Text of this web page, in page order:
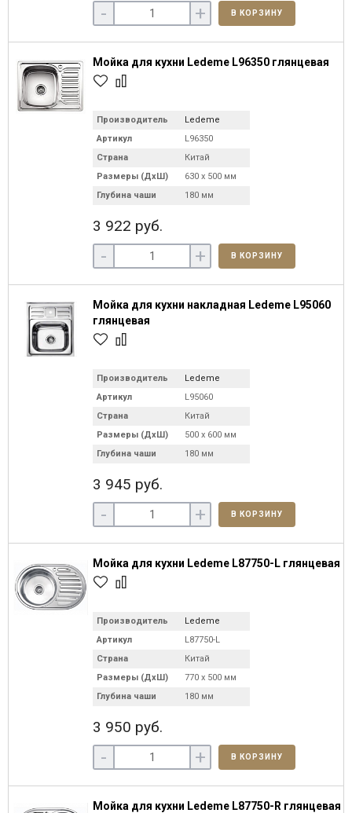
- + В КОРЗИНУ
Мойка для кухни Ledeme L96350 глянцевая
Производитель
Ledeme
Артикул
L96350
Страна
Китай
Размеры (ДхШ)
630 х 500 мм
Глубина чаши
180 мм
3 922 руб.
- + В КОРЗИНУ
Мойка для кухни накладная Ledeme L95060
глянцевая
Производитель
Ledeme
Артикул
L95060
Страна
Китай
Размеры (ДхШ)
500 х 600 мм
Глубина чаши
180 мм
3 945 руб.
- + В КОРЗИНУ
Мойка для кухни Ledeme L87750-L глянцевая
Производитель
Ledeme
Артикул
L87750-L
Страна
Китай
Размеры (ДхШ)
770 х 500 мм
Глубина чаши
180 мм
3 950 руб.
- + В КОРЗИНУ
Мойка для кухни Ledeme L87750-R глянцевая